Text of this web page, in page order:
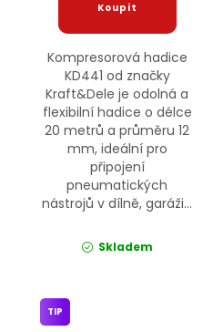
Kompresorová hadice
KD441 od značky
Kraft&Dele je odolná a
flexibilní hadice o délce
20 metrů a průměru 12
mm, ideální pro
připojení
pneumatických
nástrojů v dílně, garáži...
Skladem
TIP